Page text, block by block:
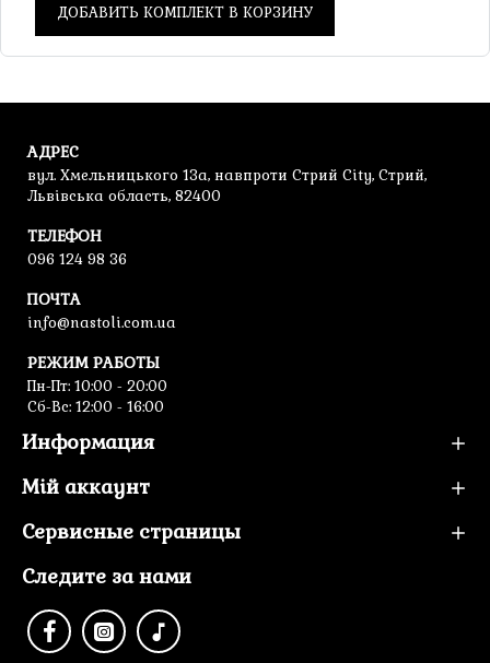
ДОБАВИТЬ КОМПЛЕКТ В КОРЗИНУ
АДРЕС
вул. Хмельницького 13а, навпроти Стрий City, Стрий,
Львівська область, 82400
ТЕЛЕФОН
096 124 98 36
ПОЧТА
info@nastoli.com.ua
РЕЖИМ РАБОТЫ
Пн-Пт: 10:00 - 20:00
Сб-Вс: 12:00 - 16:00
Информация
Мій аккаунт
Сервисные страницы
Следите за нами